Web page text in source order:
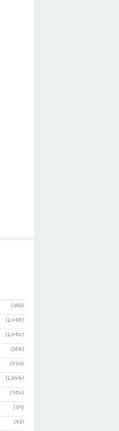
(641)
(1,035)
(1,830)
(159)
(526)
(1,989)
(736)
(67)
(81)